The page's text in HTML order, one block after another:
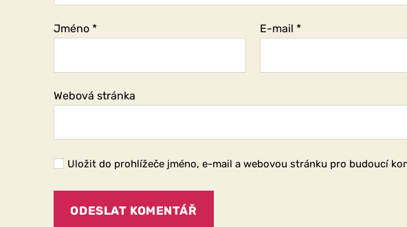
Jméno * E-mail *
Webová stránka
Uložit do prohlížeče jméno, e-mail a webovou stránku pro budoucí